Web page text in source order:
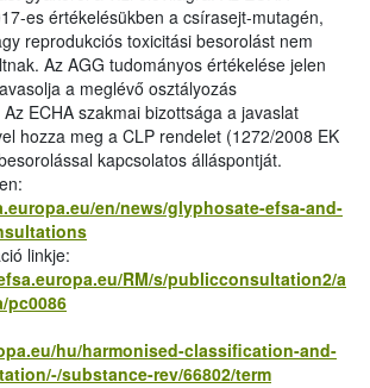
es értékelésükben a csírasejt-mutagén,
reprodukciós toxicitási besorolást nem
Az AGG tudományos értékelése jelen
a meglévő osztályozás
ECHA szakmai bizottsága a javaslat
hozza meg a CLP rendelet (1272/2008 EK
kapcsolatos álláspontját.
en/news/glyphosate-efsa-and-
linkje:
RM/s/publicconsultation2/a
pc0086
hu/harmonised-classification-and-
substance-rev/66802/term